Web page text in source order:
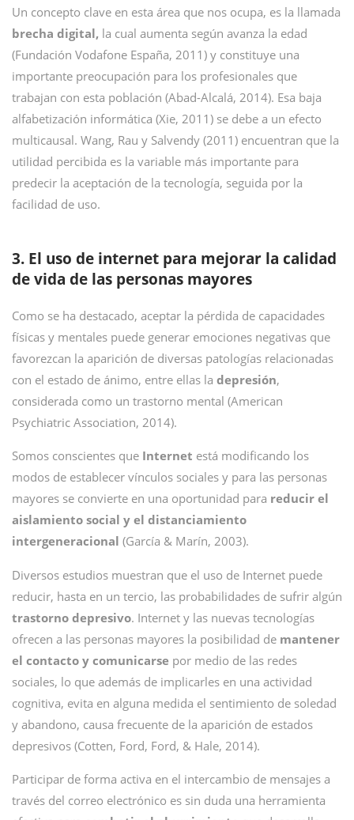
Un concepto clave en esta área que nos ocupa, es la llamada
brecha digital, la cual aumenta según avanza la edad
(Fundación Vodafone España, 2011) y constituye una
importante preocupación para los profesionales que
trabajan con esta población (Abad-Alcalá, 2014). Esa baja
alfabetización informática (Xie, 2011) se debe a un efecto
multicausal. Wang, Rau y Salvendy (2011) encuentran que la
utilidad percibida es la variable más importante para
predecir la aceptación de la tecnología, seguida por la
facilidad de uso.
3. El uso de internet para mejorar la calidad
de vida de las personas mayores
Como se ha destacado, aceptar la pérdida de capacidades
físicas y mentales puede generar emociones negativas que
favorezcan la aparición de diversas patologías relacionadas
con el estado de ánimo, entre ellas la depresión,
considerada como un trastorno mental (American
Psychiatric Association, 2014).
Somos conscientes que Internet está modificando los
modos de establecer vínculos sociales y para las personas
mayores se convierte en una oportunidad para reducir el
aislamiento social y el distanciamiento
intergeneracional (García & Marín, 2003).
Diversos estudios muestran que el uso de Internet puede
reducir, hasta en un tercio, las probabilidades de sufrir algún
trastorno depresivo. Internet y las nuevas tecnologías
ofrecen a las personas mayores la posibilidad de mantener
el contacto y comunicarse por medio de las redes
sociales, lo que además de implicarles en una actividad
cognitiva, evita en alguna medida el sentimiento de soledad
y abandono, causa frecuente de la aparición de estados
depresivos (Cotten, Ford, Ford, & Hale, 2014).
Participar de forma activa en el intercambio de mensajes a
través del correo electrónico es sin duda una herramienta